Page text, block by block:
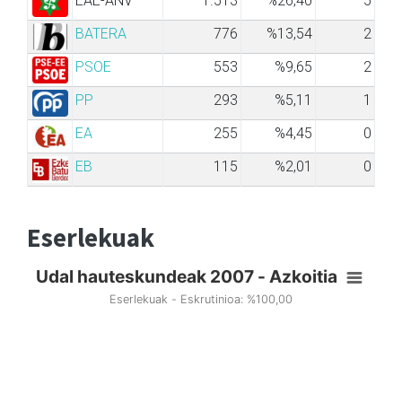
BATERA
776 %13,54
2
PSOE
553 %9,65
2
PP
293 %5,11
1
EA
255 %4,45
0
EB
115 %2,01 0
Eserlekuak
Udal hauteskundeak 2007 - Azkoitia
Eserlekuak - Eskrutinioa: %100,00